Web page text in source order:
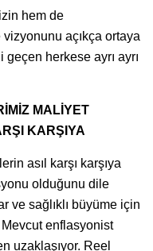
hem de
açıkça ortaya
herkese ayrı ayrı
MALİYET
KARŞIYA
asıl karşı karşıya
olduğunu dile
ve sağlıklı büyüme için
enflasyonist
uzaklaşıyor. Reel